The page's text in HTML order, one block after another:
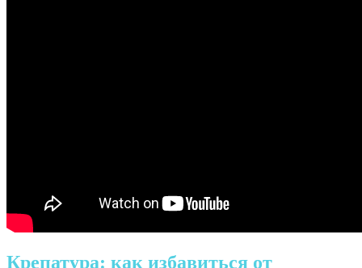
Крепатура: как избавиться от